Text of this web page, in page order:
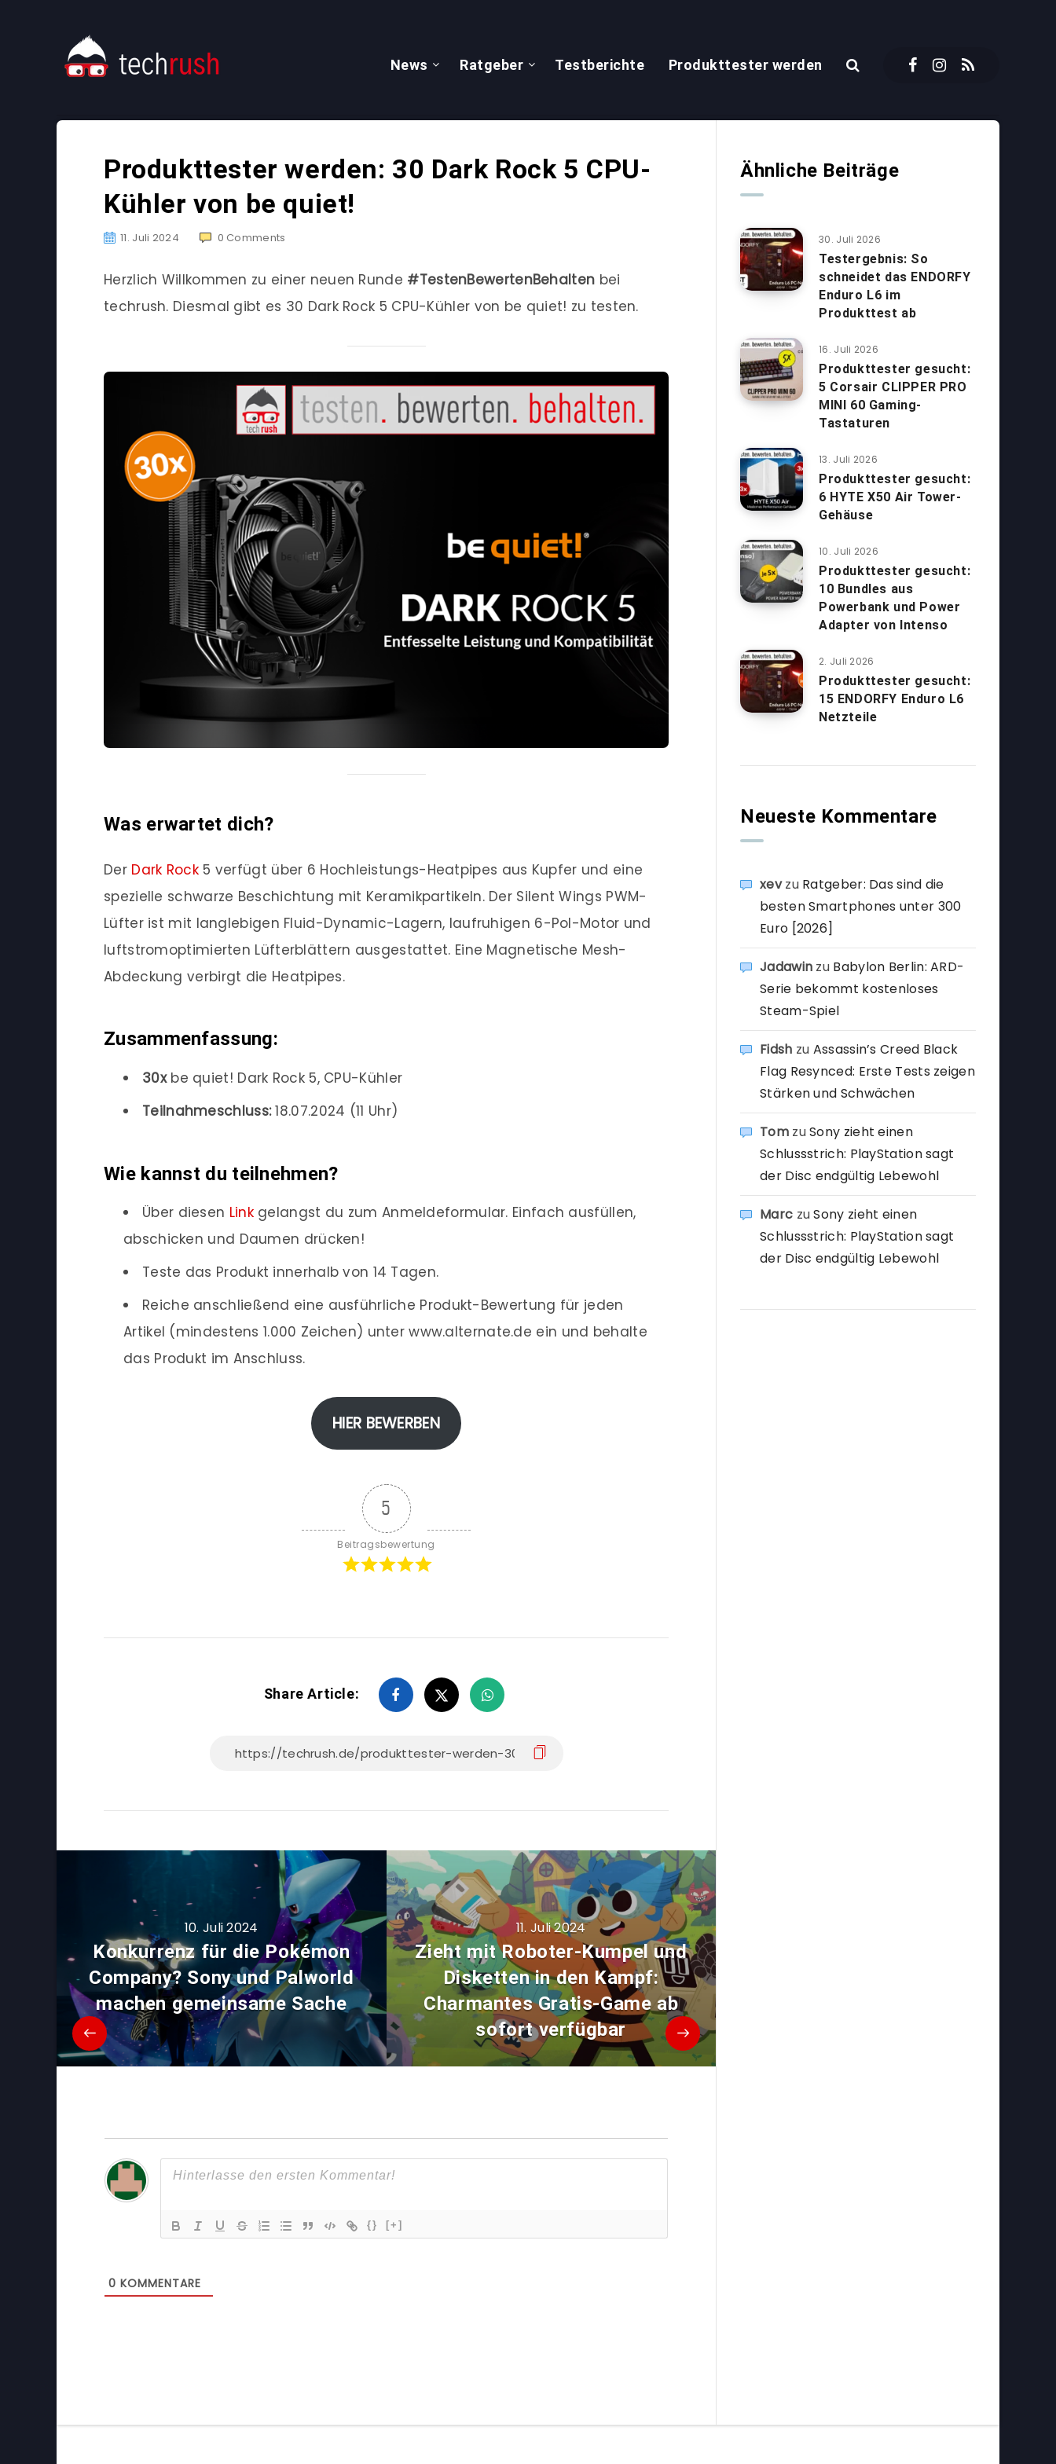
News Ratgeber Testberichte Produkttester werden
Produkttester werden: 30 Dark Rock 5 CPU-
Kühler von be quiet!
11. Juli 2024 0 Comments
Herzlich Willkommen zu einer neuen Runde #TestenBewertenBehalten bei
techrush. Diesmal gibt es 30 Dark Rock 5 CPU-Kühler von be quiet! zu testen.
Was erwartet dich?
Der Dark Rock 5 verfügt über 6 Hochleistungs-Heatpipes aus Kupfer und eine
spezielle schwarze Beschichtung mit Keramikpartikeln. Der Silent Wings PWM-
Lüfter ist mit langlebigen Fluid-Dynamic-Lagern, laufruhigen 6-Pol-Motor und
luftstromoptimierten Lüfterblättern ausgestattet. Eine Magnetische Mesh-
Abdeckung verbirgt die Heatpipes.
Zusammenfassung:
30x be quiet! Dark Rock 5, CPU-Kühler
Teilnahmeschluss:18.07.2024 (11 Uhr)
Wie kannst du teilnehmen?
Über diesen Linkgelangst du zum Anmeldeformular. Einfach ausfüllen,
abschicken und Daumen drücken!
Teste das Produkt innerhalb von 14 Tagen.
Reiche anschließend eine ausführliche Produkt-Bewertung für jeden
Artikel (mindestens 1.000 Zeichen) unter www.alternate.de ein und behalte
das Produkt im Anschluss.
HIER BEWERBEN
5
Beitragsbewertung
Share Article:
10. Juli 2024
Konkurrenz für die Pokémon
Company? Sony und Palworld
machen gemeinsame Sache
11. Juli 2024
Zieht mit Roboter-Kumpel und
Disketten in den Kampf:
Charmantes Gratis-Game ab
sofort verfügbar
{} [+]
0 KOMMENTARE
Ähnliche Beiträge
30. Juli 2026
Testergebnis: So
schneidet das ENDORFY
Enduro L6 im
Produkttest ab
16. Juli 2026
Produkttester gesucht:
5 Corsair CLIPPER PRO
MINI 60 Gaming-
Tastaturen
13. Juli 2026
Produkttester gesucht:
6 HYTE X50 Air Tower-
Gehäuse
10. Juli 2026
Produkttester gesucht:
10 Bundles aus
Powerbank und Power
Adapter von Intenso
2. Juli 2026
Produkttester gesucht:
15 ENDORFY Enduro L6
Netzteile
Neueste Kommentare
xevzu Ratgeber: Das sind die
besten Smartphones unter 300
Euro [2026]
Jadawin zu Babylon Berlin: ARD-
Serie bekommt kostenloses
Steam-Spiel
Fidsh zu Assassin’s Creed Black
Flag Resynced: Erste Tests zeigen
Stärken und Schwächen
TomzuSony zieht einen
Schlussstrich: PlayStation sagt
der Disc endgültig Lebewohl
Marc zuSony zieht einen
Schlussstrich: PlayStation sagt
der Disc endgültig Lebewohl